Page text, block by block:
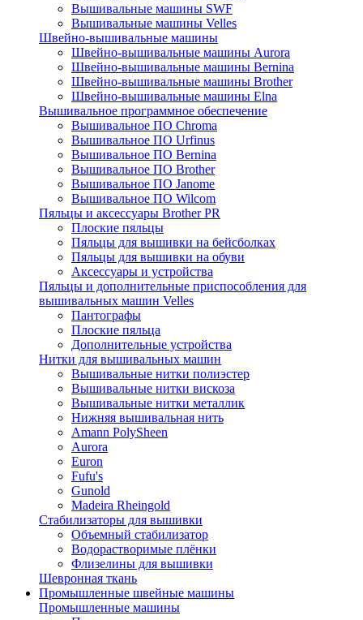
Вышивальные машины SWF
Вышивальные машины Velles
Швейно-вышивальные машины
Швейно-вышивальные машины Aurora
Швейно-вышивальные машины Bernina
Швейно-вышивальные машины Brother
Швейно-вышивальные машины Elna
Вышивальное программное обеспечение
Вышивальное ПО Chroma
Вышивальное ПО Urfinus
Вышивальное ПО Bernina
Вышивальное ПО Brother
Вышивальное ПО Janome
Вышивальное ПО Wilcom
Пяльцы и аксессуары Brother PR
Плоские пяльцы
Пяльцы для вышивки на бейсболках
Пяльцы для вышивки на обуви
Аксессуары и устройства
Пяльцы и дополнительные приспособления для
вышивальных машин Velles
Пантографы
Плоские пяльца
Дополнительные устройства
Нитки для вышивальных машин
Вышивальные нитки полиэстер
Вышивальные нитки вискоза
Вышивальные нитки металлик
Нижняя вышивальная нить
Amann PolySheen
Aurora
Euron
Fufu's
Gunold
Madeira Rheingold
Стабилизаторы для вышивки
Объемный стабилизатор
Водорастворимые плёнки
Флизелины для вышивки
Шевронная ткань
Промышленные швейные машины
Промышленные машины